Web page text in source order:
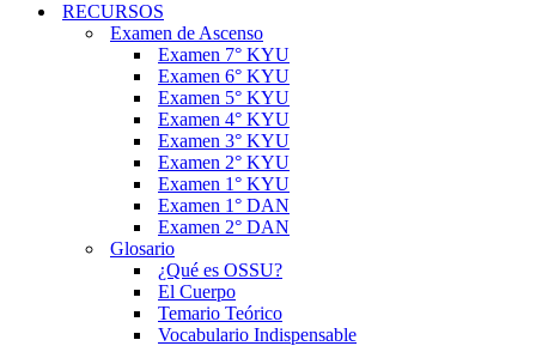
RECURSOS
Examen de Ascenso
Examen 7° KYU
Examen 6° KYU
Examen 5° KYU
Examen 4° KYU
Examen 3° KYU
Examen 2° KYU
Examen 1° KYU
Examen 1° DAN
Examen 2° DAN
Glosario
¿Qué es OSSU?
El Cuerpo
Temario Teórico
Vocabulario Indispensable